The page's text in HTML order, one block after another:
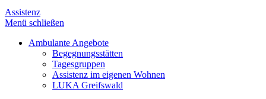
Assistenz
Menü schließen
Ambulante Angebote
Begegnungsstätten
Tagesgruppen
Assistenz im eigenen Wohnen
LUKA Greifswald